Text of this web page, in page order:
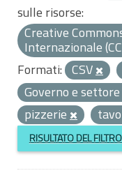
sulle risorse:
Creative
Internazionale
Formati: CSV
Governo e
pizzerie
RISULTATO DEL FILTRO